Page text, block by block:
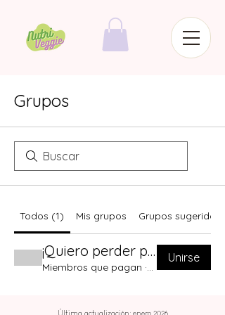
Grupos
Todos (1) Mis grupos Grupos sugeridos
¡Quiero perder peso, no mi salud!
Miembros que pagan · 1 miembro
Unirse
Última actualización: enero 2026